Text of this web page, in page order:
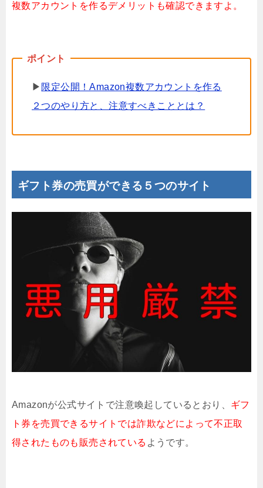
複数アカウントを作るデメリットも確認できますよ。
▶ 限定公開！Amazon複数アカウントを作る
２つのやり方と、注意すべきこととは？
ギフト券の売買ができる５つのサイト
Amazonが公式サイトで注意喚起しているとおり、 ギフ
ト券を売買できるサイトでは詐欺などによって不正取
得されたものも 販売されている ようです。